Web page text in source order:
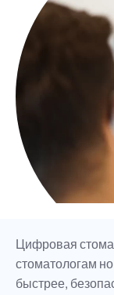
Цифровая
стоматологам
быстрее,